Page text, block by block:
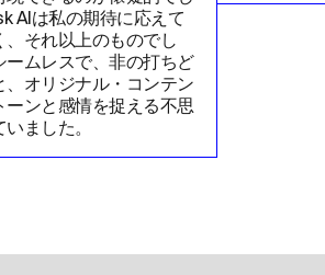
AIは私の期待に応えて
、それ以上のものでし
ームレスで、非の打ちど
、オリジナル・コンテン
ーンと感情を捉える不思
ました。